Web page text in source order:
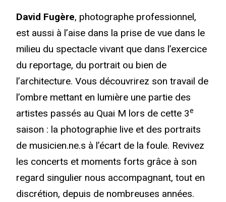
David Fugère, photographe professionnel,
est aussi à l’aise dans la prise de vue dans le
milieu du spectacle vivant que dans l’exercice
du reportage, du portrait ou bien de
l’architecture. Vous découvrirez son travail de
l’ombre mettant en lumière une partie des
artistes passés au Quai M lors de cette 3e
saison : la photographie live et des portraits
de musicien.ne.s à l’écart de la foule. Revivez
les concerts et moments forts grâce à son
regard singulier nous accompagnant, tout en
discrétion, depuis de nombreuses années.